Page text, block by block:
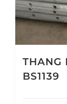
THANG
BS1139